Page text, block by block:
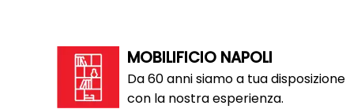
MOBILIFICIO NAPOLI
Da 60 anni siamo a tua disposizione
con la nostra esperienza.